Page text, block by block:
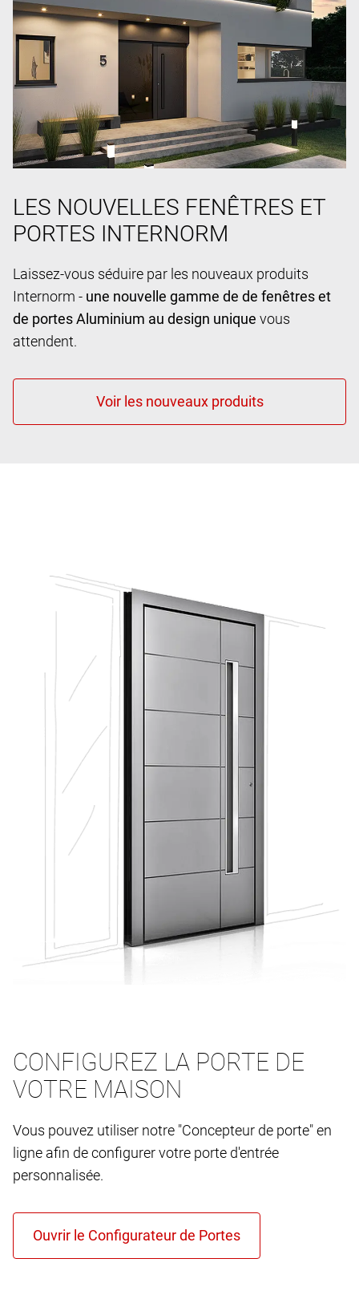
LES NOUVELLES FENÊTRES ET
PORTES INTERNORM
Laissez-vous séduire par les nouveaux produits
Internorm - une nouvelle gamme de de fenêtres et
de portes Aluminium au design unique vous
attendent.
CONFIGUREZ LA PORTE DE
VOTRE MAISON
Vous pouvez utiliser notre "Concepteur de porte" en
ligne afin de configurer votre porte d'entrée
personnalisée.